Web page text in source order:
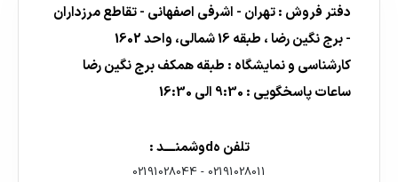
دفتر فروش : تهران - اشرفی اصفهانی - تقاطع مرزداران
- برج نگین رضا ، طبقه 16 شمالی، واحد 1602
کارشناسی و نمایشگاه : طبقه همکف برج نگین رضا
ساعات پاسخگویی : 9:30 الی 16:30
تلفن هdوشمنــــد :
02191028011
-
02191028044